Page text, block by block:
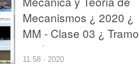
Mecanismos ¿ 2020 ¿
MM - Clase 03 ¿ Tramo
02 de 10
11:58 · 2020